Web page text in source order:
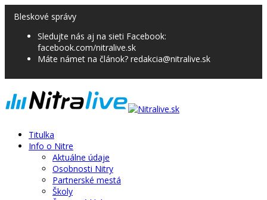
Bleskové správy
Sledujte nás aj na sieti Facebook:
facebook.com/nitralive.sk
Máte námet na článok? redakcia@nitralive.sk
Titulka
Info o Nitre
Aktuálne údaje
Osobnosti Nitry
Partnerské mestá
Školy